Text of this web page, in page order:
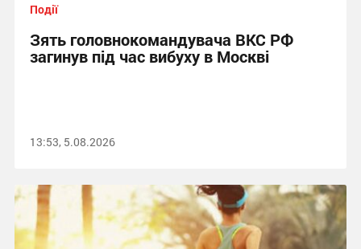
Події
Зять головнокомандувача ВКС РФ
загинув під час вибуху в Москві
13:53, 5.08.2026